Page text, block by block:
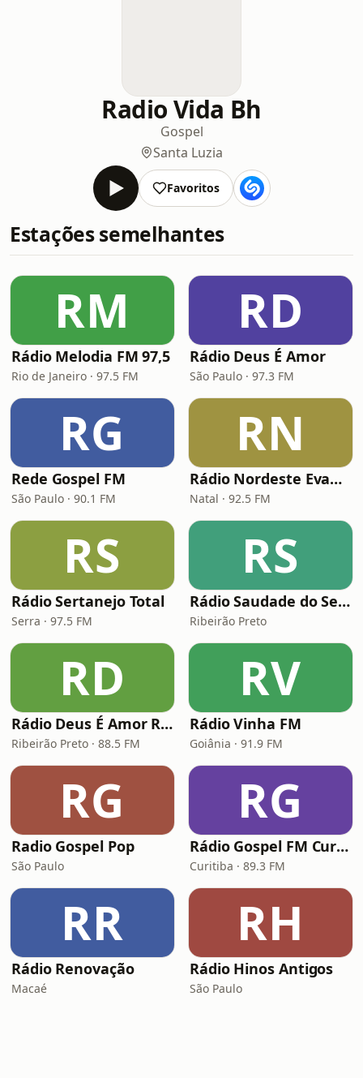
Radio Vida Bh
Gospel
Santa Luzia
Favoritos
Estações semelhantes
RM
Rádio Melodia FM 97,5
Rio de Janeiro · 97.5 FM
RD
Rádio Deus É Amor
São Paulo · 97.3 FM
RG
Rede Gospel FM
São Paulo · 90.1 FM
RN
Rádio Nordeste Evangélica
Natal · 92.5 FM
RS
Rádio Sertanejo Total
Serra · 97.5 FM
RS
Rádio Saudade do Sertão
Ribeirão Preto
RD
Rádio Deus É Amor Ribeirão Preto
Ribeirão Preto · 88.5 FM
RV
Rádio Vinha FM
Goiânia · 91.9 FM
RG
Radio Gospel Pop
São Paulo
RG
Rádio Gospel FM Curitiba
Curitiba · 89.3 FM
RR
Rádio Renovação
Macaé
RH
Rádio Hinos Antigos
São Paulo